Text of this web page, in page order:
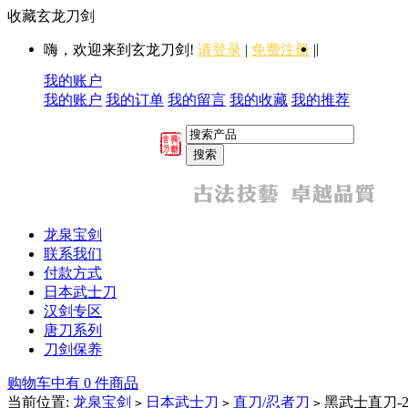
收藏玄龙刀剑
嗨，欢迎来到玄龙刀剑! 请登录 | 免费注册 ||
我的账户
我的账户 我的订单 我的留言 我的收藏 我的推荐
龙泉宝剑
联系我们
付款方式
日本武士刀
汉剑专区
唐刀系列
刀剑保养
购物车中有 0 件商品
当前位置: 龙泉宝剑 > 日本武士刀 > 直刀/忍者刀 > 黑武士直刀-